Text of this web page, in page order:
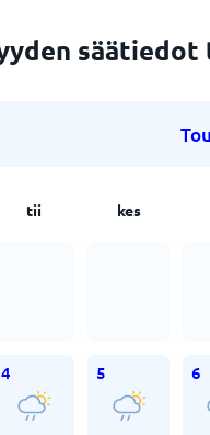
säätiedot
tii kes
4 5 6